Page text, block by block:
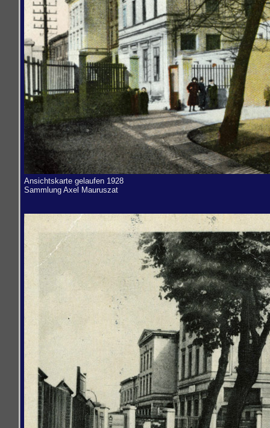
Ansichtskarte gelaufen 1928
Sammlung Axel Mauruszat